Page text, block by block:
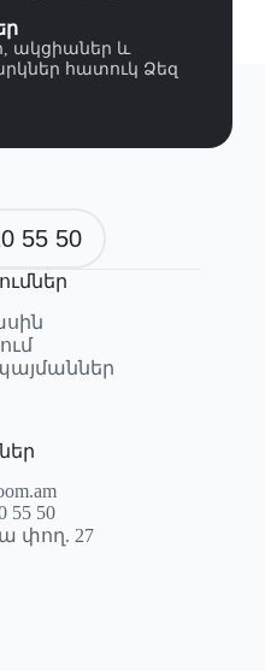
ակցիաներ և
հատուկ Ձեզ
55 50
55 50
փող. 27